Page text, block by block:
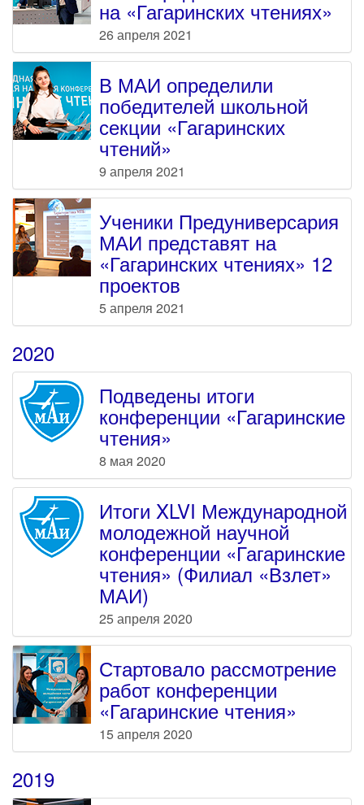
на «Гагаринских чтениях»
26 апреля 2021
В МАИ определили
победителей школьной
секции «Гагаринских
чтений»
9 апреля 2021
Ученики Предуниверсария
МАИ представят на
«Гагаринских чтениях» 12
проектов
5 апреля 2021
2020
Подведены итоги
конференции «Гагаринские
чтения»
8 мая 2020
Итоги XLVI Международной
молодежной научной
конференции «Гагаринские
чтения» (Филиал «Взлет»
МАИ)
25 апреля 2020
Стартовало рассмотрение
работ конференции
«Гагаринские чтения»
15 апреля 2020
2019